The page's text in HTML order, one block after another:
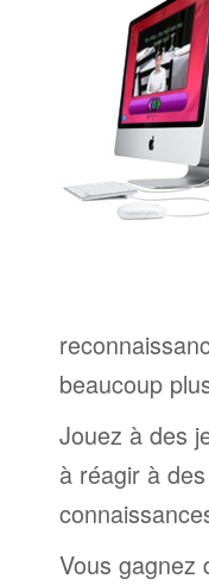
beaucoup
Jouez à des
à réagir à
Vous gagnez